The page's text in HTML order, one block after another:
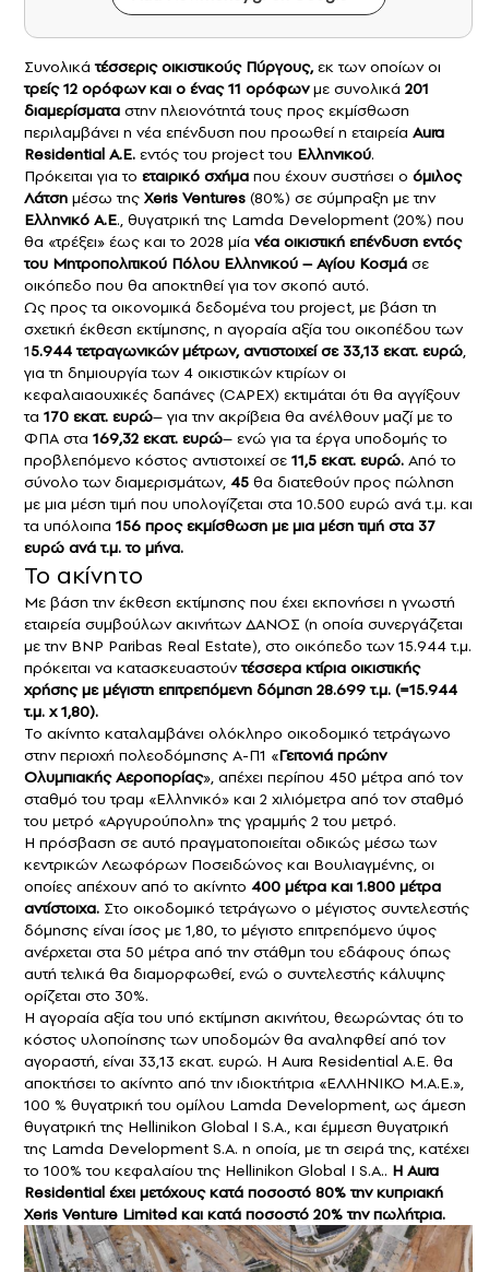
Συνολικά τέσσερις οικιστικούς Πύργους,εκ των οποίων οι
τρείς 12 ορόφων και ο ένας 11 ορόφωνμε συνολικά 201
διαμερίσματα στην πλειονότητά τους προς εκμίσθωση
περιλαμβάνει η νέα επένδυση που προωθεί η εταιρεία Aura
Residential Α.Ε. εντός του project του Ελληνικού.
Πρόκειται για το εταιρικό σχήμα που έχουν συστήσει ο όμιλος
Λάτση μέσω της Xeris Ventures (80%) σε σύμπραξη με την
Ελληνικό Α.Ε., θυγατρική της Lamda Development (20%) που
θα «τρέξει» έως και το 2028 μία νέα οικιστική επένδυση εντός
του Μητροπολιτικού Πόλου Ελληνικού – Αγίου Κοσμά σε
οικόπεδο που θα αποκτηθεί για τον σκοπό αυτό.
Ως προς τα οικονομικά δεδομένα του project, με βάση τη
σχετική έκθεση εκτίμησης, η αγοραία αξία του οικοπέδου των
15.944 τετραγωνικών μέτρων, αντιστοιχεί σε 33,13 εκατ. ευρώ,
για τη δημιουργία των 4 οικιστικών κτιρίων οι
κεφαλαιαουχικές δαπάνες (CAPEX) εκτιμάται ότι θα αγγίξουν
τα 170 εκατ. ευρώ– για την ακρίβεια θα ανέλθουν μαζί με το
ΦΠΑ στα 169,32 εκατ. ευρώ– ενώ για τα έργα υποδομής το
προβλεπόμενο κόστος αντιστοιχεί σε 11,5 εκατ. ευρώ. Από το
σύνολο των διαμερισμάτων, 45 θα διατεθούν προς πώληση
με μια μέση τιμή που υπολογίζεται στα 10.500 ευρώ ανά τ.μ. και
τα υπόλοιπα 156 προς εκμίσθωση με μια μέση τιμή στα 37
ευρώ ανά τ.μ. το μήνα.
Το ακίνητο
Με βάση την έκθεση εκτίμησης που έχει εκπονήσει η γνωστή
εταιρεία συμβούλων ακινήτων ΔΑΝΟΣ (η οποία συνεργάζεται
με την BNP Paribas Real Estate), στο οικόπεδο των 15.944 τ.μ.
πρόκειται να κατασκευαστούντέσσερα κτίρια οικιστικής
χρήσης με μέγιστη επιτρεπόμενη δόμηση 28.699 τ.μ. (=15.944
τ.μ. x 1,80).
Το ακίνητο καταλαμβάνει ολόκληρο οικοδομικό τετράγωνο
στην περιοχή πολεοδόμησης Α-Π1 «Γειτονιά πρώην
Ολυμπιακής Αεροπορίας», απέχει περίπου 450 μέτρα από τον
σταθμό του τραμ «Ελληνικό» και 2 χιλιόμετρα από τον σταθμό
του μετρό «Αργυρούπολη» της γραμμής 2 του μετρό.
Η πρόσβαση σε αυτό πραγματοποιείται οδικώς μέσω των
κεντρικών Λεωφόρων Ποσειδώνος και Βουλιαγμένης, οι
οποίες απέχουν από το ακίνητο 400 μέτρα και 1.800 μέτρα
αντίστοιχα. Στο οικοδομικό τετράγωνο ο μέγιστος συντελεστής
δόμησης είναι ίσος με 1,80, το μέγιστο επιτρεπόμενο ύψος
ανέρχεται στα 50 μέτρα από την στάθμη του εδάφους όπως
αυτή τελικά θα διαμορφωθεί, ενώ ο συντελεστής κάλυψης
ορίζεται στο 30%.
Η αγοραία αξία του υπό εκτίμηση ακινήτου, θεωρώντας ότι το
κόστος υλοποίησης των υποδομών θα αναληφθεί από τον
αγοραστή, είναι 33,13 εκατ. ευρώ. Η Aura Residential Α.Ε. θα
αποκτήσει το ακίνητο από την ιδιοκτήτρια «ΕΛΛΗΝΙΚΟ Μ.Α.Ε.»,
100 % θυγατρική του ομίλου Lamda Development, ως άμεση
θυγατρική της Hellinikon Global I S.A., και έμμεση θυγατρική
της Lamda Development S.A. η οποία, με τη σειρά της, κατέχει
το 100% του κεφαλαίου της Hellinikon Global I S.A.. Η Aura
Residential έχει μετόχους κατά ποσοστό 80% την κυπριακή
Xeris Venture Limited και κατά ποσοστό 20% την πωλήτρια.